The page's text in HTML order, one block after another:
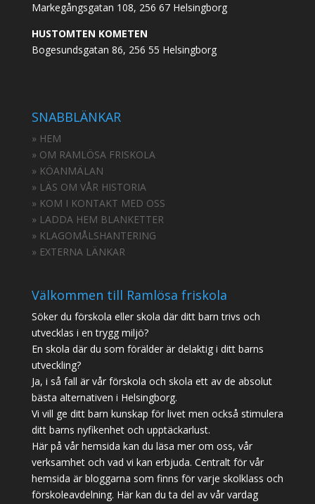
Markegångsgatan 108, 256 67 Helsingborg
HUSTOMTEN KOMETEN
Bogesundsgatan 86, 256 55 Helsingborg
SNABBLÄNKAR
» HEM
» OM RAMLÖSA FRISKOLA
» KÖANMÄLAN
» LÄS OM VÅR HISTORIA
» KOM I KONTAKT MED OSS
» LADDA HEM BLANKETTER
» KLAGOMÅLSHANTERING
» EXTERNA LÄNKAR
Välkommen till Ramlösa friskola
Söker du förskola eller skola där ditt barn trivs och
utvecklas i en trygg miljö?
En skola där du som förälder är delaktig i ditt barns
utveckling?
Ja, i så fall är vår förskola och skola ett av de absolut
bästa alternativen i Helsingborg.
Vi vill ge ditt barn kunskap för livet men också stimulera
ditt barns nyfikenhet och upptäckarlust.
Här på vår hemsida kan du läsa mer om oss, vår
verksamhet och vad vi kan erbjuda. Centralt för vår
hemsida är bloggarna som finns för varje skolklass och
förskoleavdelning. Här kan du ta del av vår vardag